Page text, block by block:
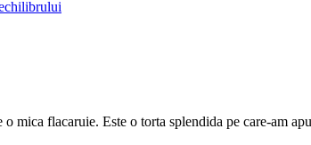
mica flacaruie. Este o torta splendida pe care-am